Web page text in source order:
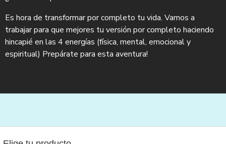
Es hora de transformar por completo tu vida. Vamos a
trabajar para que mejores tu versión por completo haciendo
hincapié en las 4 energías (física, mental, emocional y
espiritual) Prepárate para esta aventura!